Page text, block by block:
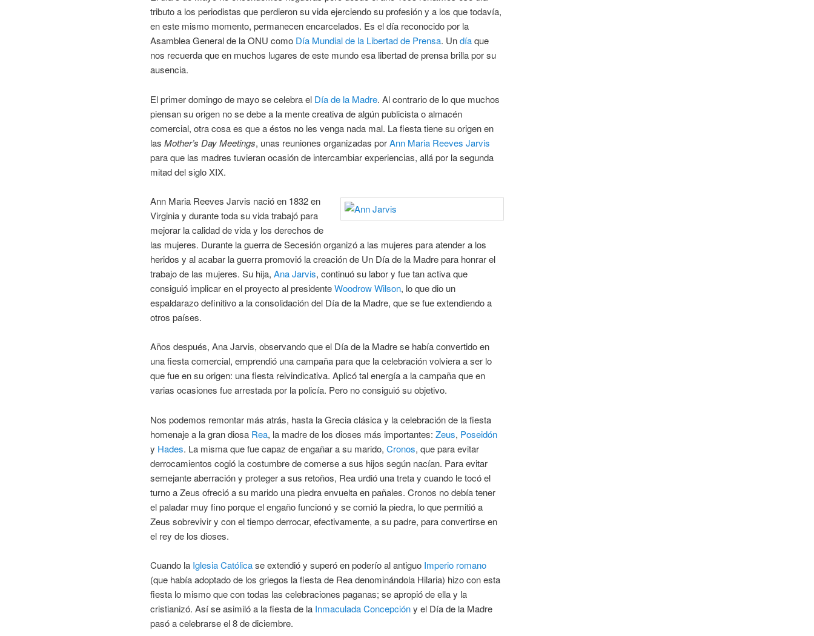
tributo a los periodistas que perdieron su vida ejerciendo su profesión y a los que todavía,
en este mismo momento, permanecen encarcelados. Es el día reconocido por la
Asamblea General de la ONU como Día Mundial de la Libertad de Prensa. Undíaque
nos recuerda que en muchos lugares de este mundo esa libertad de prensa brilla por su
ausencia.
El primer domingo de mayo se celebra el Día de la Madre. Al contrario de lo que muchos
piensan su origen no se debe a la mente creativa de algún publicista o almacén
comercial, otra cosa es que a éstos no les venga nada mal. La fiesta tiene su origen en
las Mother’s Day Meetings, unas reuniones organizadas porAnn Maria Reeves Jarvis
para que las madres tuvieran ocasión de intercambiar experiencias, allá por la segunda
mitad del siglo XIX.
Ann Maria Reeves Jarvis nació en 1832 en
Virginia y durante toda su vida trabajó para
mejorar la calidad de vida y los derechos de
las mujeres. Durante la guerra de Secesión organizó a las mujeres para atender a los
heridos y al acabar la guerra promovió la creación de Un Día de la Madre para honrar el
trabajo de las mujeres. Su hija, Ana Jarvis, continuó su labor y fue tan activa que
consiguió implicar en el proyecto al presidenteWoodrow Wilson, lo que dio un
espaldarazo definitivo a la consolidación del Día de la Madre, que se fue extendiendo a
otros países.
Años después, Ana Jarvis, observando que el Día de la Madre se había convertido en
una fiesta comercial, emprendió una campaña para que la celebración volviera a ser lo
que fue en su origen: una fiesta reivindicativa. Aplicó tal energía a la campaña que en
varias ocasiones fue arrestada por la policía. Pero no consiguió su objetivo.
Nos podemos remontar más atrás, hasta la Grecia clásica y la celebración de la fiesta
homenaje a la gran diosa Rea, la madre de los dioses más importantes: Zeus, Poseidón
y Hades. La misma que fue capaz de engañar a su marido, Cronos, que para evitar
derrocamientos cogió la costumbre de comerse a sus hijos según nacían. Para evitar
semejante aberración y proteger a sus retoños, Rea urdió una treta y cuando le tocó el
turno a Zeus ofreció a su marido una piedra envuelta en pañales. Cronos no debía tener
el paladar muy fino porque el engaño funcionó y se comió la piedra, lo que permitió a
Zeus sobrevivir y con el tiempo derrocar, efectivamente, a su padre, para convertirse en
el rey de los dioses.
Cuando la Iglesia Católicase extendió y superó en poderío al antiguo Imperio romano
(que había adoptado de los griegos la fiesta de Rea denominándola Hilaria) hizo con esta
fiesta lo mismo que con todas las celebraciones paganas; se apropió de ella y la
cristianizó. Así se asimiló a la fiesta de la Inmaculada Concepcióny el Día de la Madre
pasó a celebrarse el 8 de diciembre.